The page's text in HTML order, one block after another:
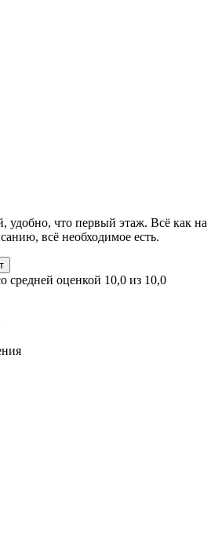
что первый этаж. Всё как на
всё необходимое есть.
средней оценкой 10,0 из 10,0